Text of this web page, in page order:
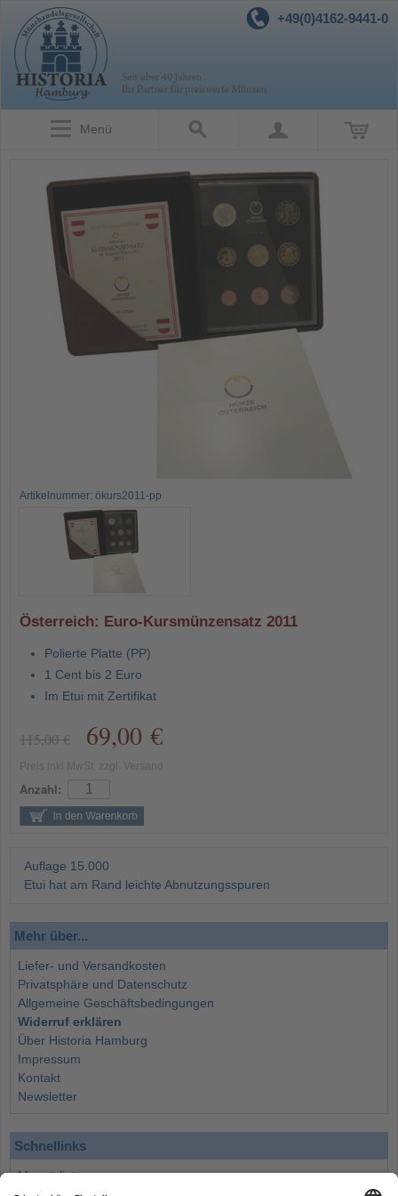
+49(0)4162-9441-0
Menü
Artikelnummer: ökurs2011-pp
Österreich: Euro-Kursmünzensatz 2011
Polierte Platte (PP)
1 Cent bis 2 Euro
Im Etui mit Zertifikat
115,00 € 69,00 €
Anzahl:
Auflage 15.000
Etui hat am Rand leichte Abnutzungsspuren
Mehr über...
Liefer- und Versandkosten
Privatsphäre und Datenschutz
Allgemeine Geschäftsbedingungen
Widerruf erklären
Über Historia Hamburg
Impressum
Kontakt
Newsletter
Schnellinks
Monatsliste